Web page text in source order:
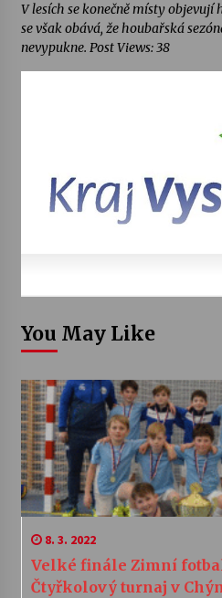
V lesích se konečně místy objevují
se však obává, že houbařská
nevypukne. Post Views: 38
You May Like
8. 3. 2022
Velké finále Zimní
Čtyřkolový turnaj v